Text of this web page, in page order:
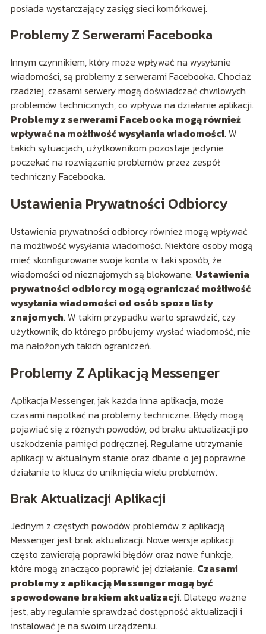
posiada wystarczający zasięg sieci komórkowej.
Problemy Z Serwerami Facebooka
Innym czynnikiem, który może wpływać na wysyłanie
wiadomości, są problemy z serwerami Facebooka. Chociaż
rzadziej, czasami serwery mogą doświadczać chwilowych
problemów technicznych, co wpływa na działanie aplikacji.
Problemy z serwerami Facebooka mogą również
wpływać na możliwość wysyłania wiadomości. W
takich sytuacjach, użytkownikom pozostaje jedynie
poczekać na rozwiązanie problemów przez zespół
techniczny Facebooka.
Ustawienia Prywatności Odbiorcy
Ustawienia prywatności odbiorcy również mogą wpływać
na możliwość wysyłania wiadomości. Niektóre osoby mogą
mieć skonfigurowane swoje konta w taki sposób, że
wiadomości od nieznajomych są blokowane. Ustawienia
prywatności odbiorcy mogą ograniczać możliwość
wysyłania wiadomości od osób spoza listy
znajomych. W takim przypadku warto sprawdzić, czy
użytkownik, do którego próbujemy wysłać wiadomość, nie
ma nałożonych takich ograniczeń.
Problemy Z Aplikacją Messenger
Aplikacja Messenger, jak każda inna aplikacja, może
czasami napotkać na problemy techniczne. Błędy mogą
pojawiać się z różnych powodów, od braku aktualizacji po
uszkodzenia pamięci podręcznej. Regularne utrzymanie
aplikacji w aktualnym stanie oraz dbanie o jej poprawne
działanie to klucz do uniknięcia wielu problemów.
Brak Aktualizacji Aplikacji
Jednym z częstych powodów problemów z aplikacją
Messenger jest brak aktualizacji. Nowe wersje aplikacji
często zawierają poprawki błędów oraz nowe funkcje,
które mogą znacząco poprawić jej działanie. Czasami
problemy z aplikacją Messenger mogą być
spowodowane brakiem aktualizacji. Dlatego ważne
jest, aby regularnie sprawdzać dostępność aktualizacji i
instalować je na swoim urządzeniu.